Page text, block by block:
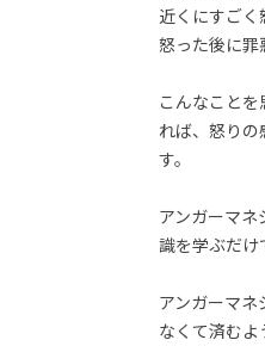
近くにすご
怒った後に
こんなこと
れば、怒り
す。
アンガーマ
識を学ぶだけ
アンガーマ
なくて済む